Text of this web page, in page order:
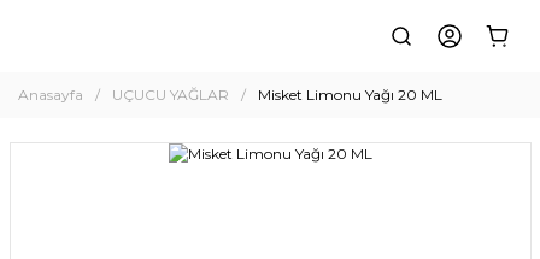
Anasayfa UÇUCU YAĞLAR Misket Limonu Yağı 20 ML